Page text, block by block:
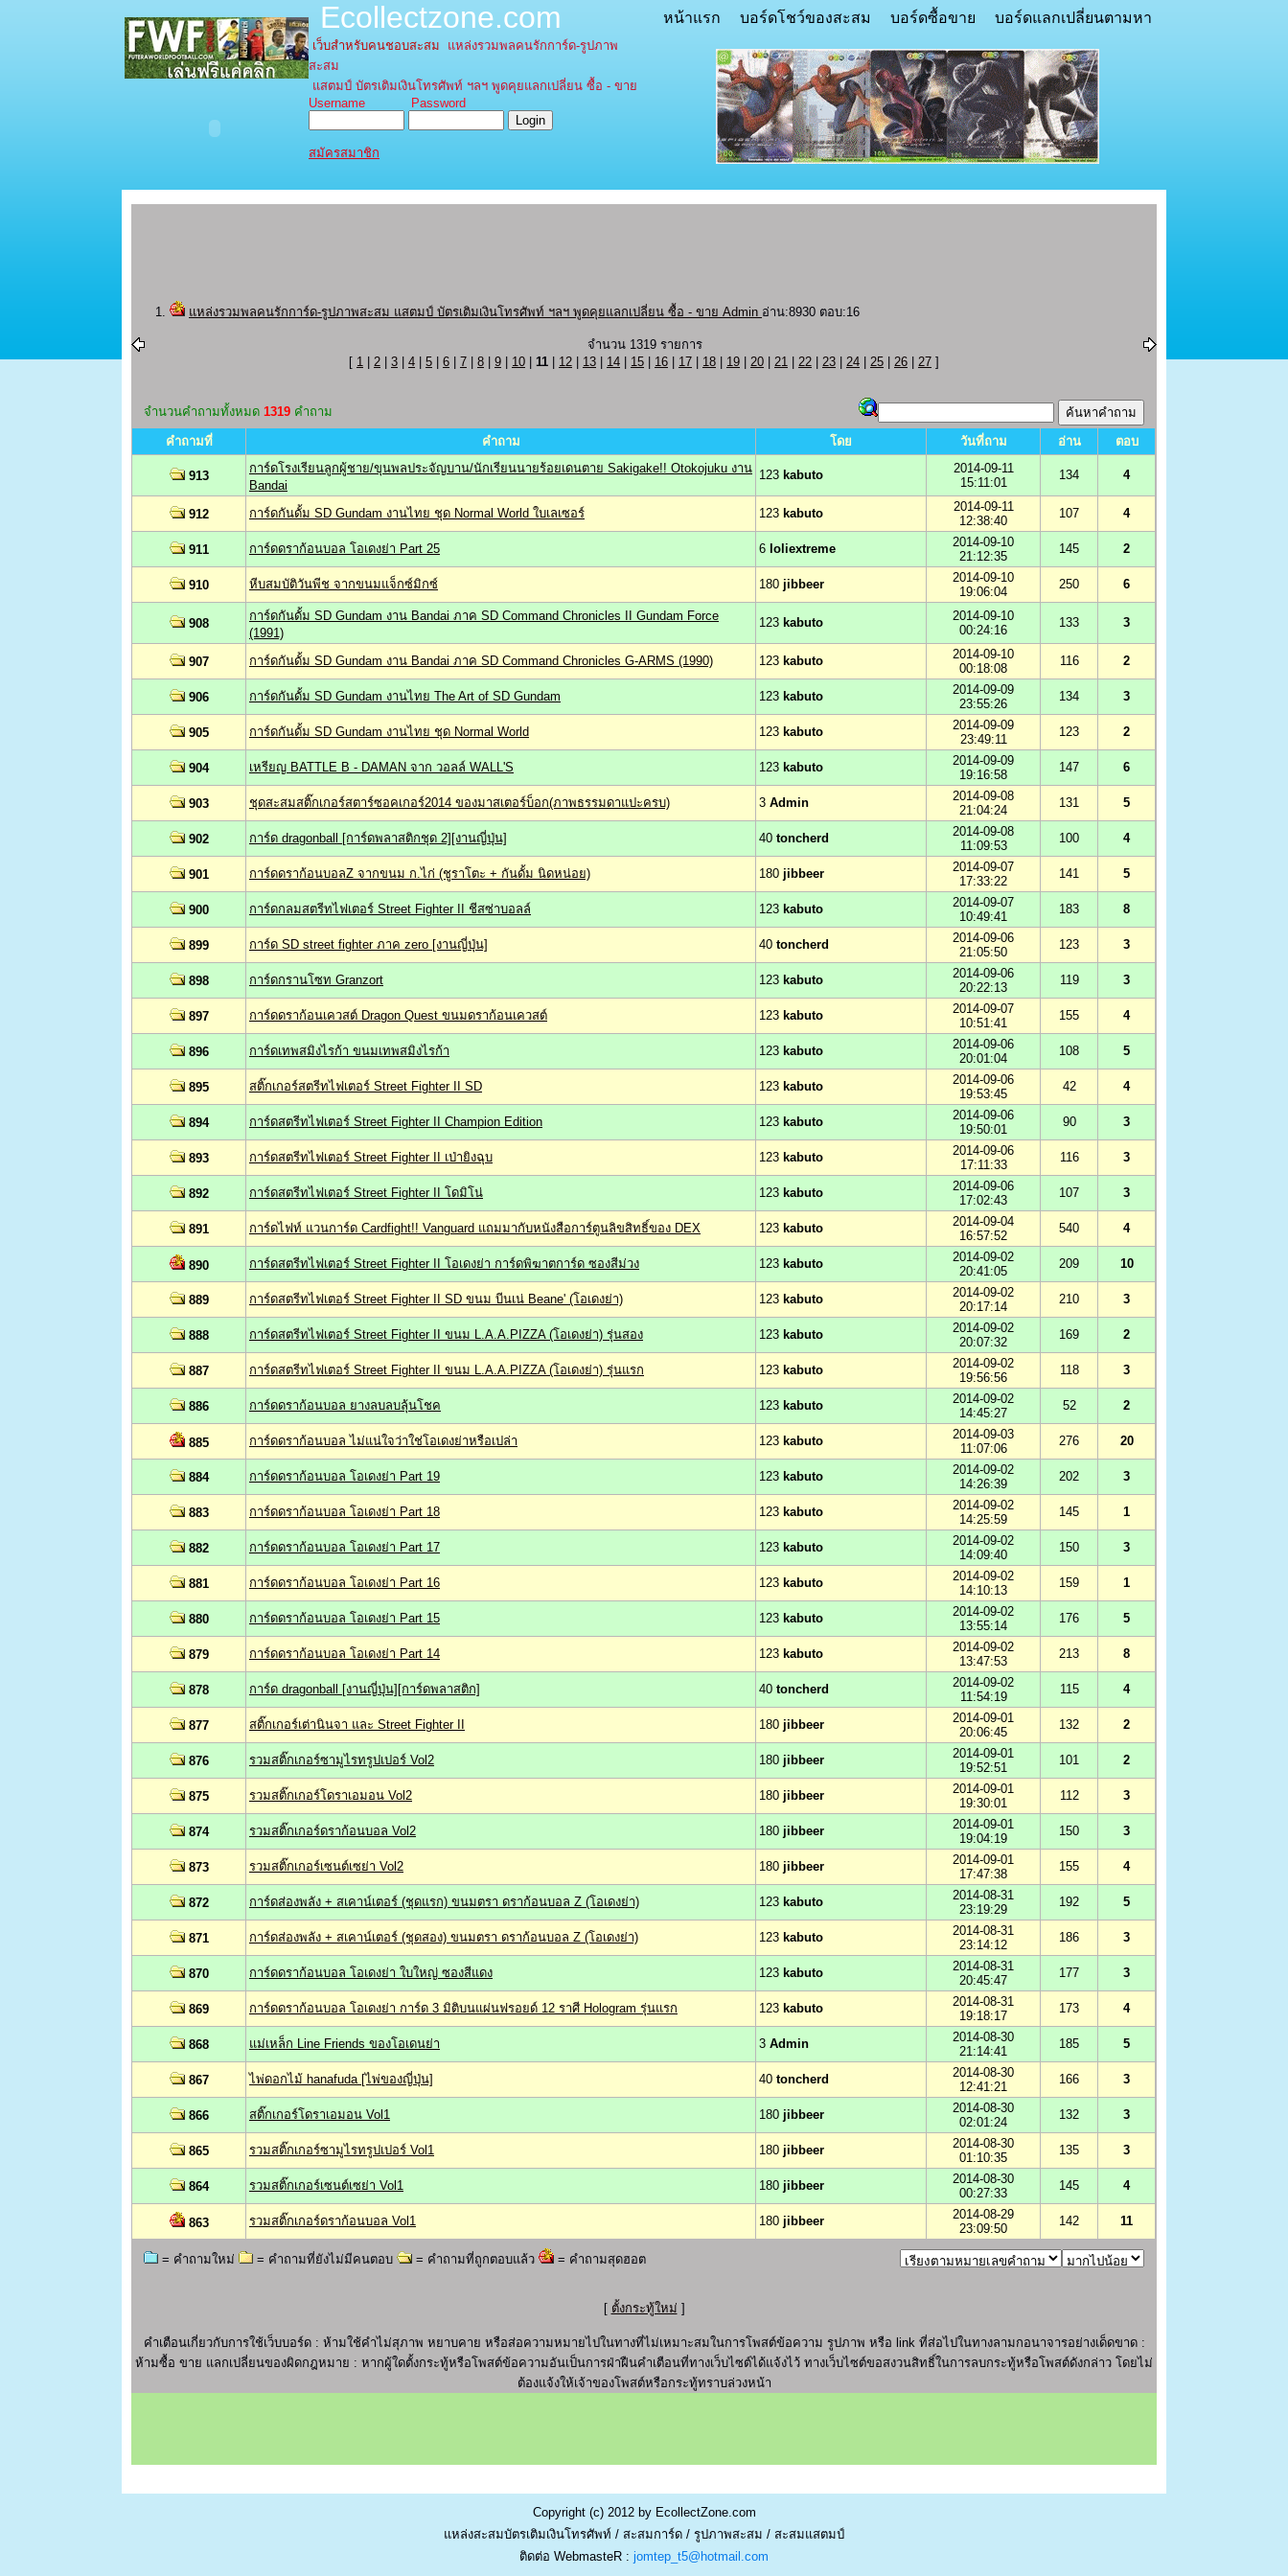
Ecollectzone.com หน้าแรก บอร์ดโชว์ของสะสม บอร์ดซื้อขาย บอร์ดแลกเปลี่ยนตามหา
เว็บสำหรับคนชอบสะสม แหล่งรวมพลคนรักการ์ด-รูปภาพ
สะสม
แสตมป์ บัตรเติมเงินโทรศัพท์ ฯลฯ พูดคุยแลกเปลี่ยน ซื้อ - ขาย
Username Password
สมัครสมาชิก
แหล่งรวมพลคนรักการ์ด-รูปภาพสะสม แสตมป์ บัตรเติมเงินโทรศัพท์ ฯลฯ พูดคุยแลกเปลี่ยน ซื้อ - ขาย Admin อ่าน:8930 ตอบ:16
จำนวน 1319 รายการ
[ 1 2 3 4 5 6 7 8 9 10 11 12 13 14 15 16 17 18 19 20 21 22 23 24 25 26 27 ]
จํานวนคำถามทั้งหมด 1319 คำถาม
คำถามที่ คำถาม โดย วันที่ถาม อ่าน ตอบ
913
การ์ดโรงเรียนลูกผู้ชาย/ขุนพลประจัญบาน/นักเรียนนายร้อยเดนตาย Sakigake!! Otokojuku งาน
Bandai
123 kabuto
2014-09-11
15:11:01
134 4
912 การ์ดกันดั้ม SD Gundam งานไทย ชุด Normal World ใบเลเซอร์ 123 kabuto
2014-09-11
12:38:40
107 4
911 การ์ดดราก้อนบอล โอเดงย่า Part 25 6 loliextreme
2014-09-10
21:12:35
145 2
910 หีบสมบัติวันพีช จากขนมแจ็กซ์มิกซ์ 180 jibbeer
2014-09-10
19:06:04
250 6
908
การ์ดกันดั้ม SD Gundam งาน Bandai ภาค SD Command Chronicles II Gundam Force
(1991)
123 kabuto
2014-09-10
00:24:16
133 3
907 การ์ดกันดั้ม SD Gundam งาน Bandai ภาค SD Command Chronicles G-ARMS (1990) 123 kabuto
2014-09-10
00:18:08
116 2
906 การ์ดกันดั้ม SD Gundam งานไทย The Art of SD Gundam 123 kabuto
2014-09-09
23:55:26
134 3
905 การ์ดกันดั้ม SD Gundam งานไทย ชุด Normal World 123 kabuto
2014-09-09
23:49:11
123 2
904 เหรียญ BATTLE B - DAMAN จาก วอลล์ WALL'S 123 kabuto
2014-09-09
19:16:58
147 6
903 ชุดสะสมสติ๊กเกอร์สตาร์ซอคเกอร์2014 ของมาสเตอร์บ็อก(ภาพธรรมดาแปะครบ) 3 Admin
2014-09-08
21:04:24
131 5
902 การ์ด dragonball [การ์ดพลาสติกชุด 2][งานญี่ปุ่น] 40 toncherd
2014-09-08
11:09:53
100 4
901 การ์ดดราก้อนบอลZ จากขนม ก.ไก่ (ชูราโตะ + กันดั้ม นิดหน่อย) 180 jibbeer
2014-09-07
17:33:22
141 5
900 การ์ดกลมสตรีทไฟเตอร์ Street Fighter II ชีสซ่าบอลล์ 123 kabuto
2014-09-07
10:49:41
183 8
899 การ์ด SD street fighter ภาค zero [งานญี่ปุ่น] 40 toncherd
2014-09-06
21:05:50
123 3
898 การ์ดกรานโซท Granzort 123 kabuto
2014-09-06
20:22:13
119 3
897 การ์ดดราก้อนเควสต์ Dragon Quest ขนมดราก้อนเควสต์ 123 kabuto
2014-09-07
10:51:41
155 4
896 การ์ดเทพสมิงไรก้า ขนมเทพสมิงไรก้า 123 kabuto
2014-09-06
20:01:04
108 5
895 สติ๊กเกอร์สตรีทไฟเตอร์ Street Fighter II SD 123 kabuto
2014-09-06
19:53:45
42 4
894 การ์ดสตรีทไฟเตอร์ Street Fighter II Champion Edition 123 kabuto
2014-09-06
19:50:01
90 3
893 การ์ดสตรีทไฟเตอร์ Street Fighter II เป่ายิงฉุบ 123 kabuto
2014-09-06
17:11:33
116 3
892 การ์ดสตรีทไฟเตอร์ Street Fighter II โดมิโน่ 123 kabuto
2014-09-06
17:02:43
107 3
891 การ์ดไฟท์ แวนการ์ด Cardfight!! Vanguard แถมมากับหนังสือการ์ตูนลิขสิทธิ์ของ DEX 123 kabuto
2014-09-04
16:57:52
540 4
890 การ์ดสตรีทไฟเตอร์ Street Fighter II โอเดงย่า การ์ดพิฆาตการ์ด ซองสีม่วง 123 kabuto
2014-09-02
20:41:05
209 10
889 การ์ดสตรีทไฟเตอร์ Street Fighter II SD ขนม บีนเน่ Beane' (โอเดงย่า) 123 kabuto
2014-09-02
20:17:14
210 3
888 การ์ดสตรีทไฟเตอร์ Street Fighter II ขนม L.A.A.PIZZA (โอเดงย่า) รุ่นสอง 123 kabuto
2014-09-02
20:07:32
169 2
887 การ์ดสตรีทไฟเตอร์ Street Fighter II ขนม L.A.A.PIZZA (โอเดงย่า) รุ่นแรก 123 kabuto
2014-09-02
19:56:56
118 3
886 การ์ดดราก้อนบอล ยางลบลบลุ้นโชค 123 kabuto
2014-09-02
14:45:27
52 2
885 การ์ดดราก้อนบอล ไม่แน่ใจว่าใช่โอเดงย่าหรือเปล่า 123 kabuto
2014-09-03
11:07:06
276 20
884 การ์ดดราก้อนบอล โอเดงย่า Part 19 123 kabuto
2014-09-02
14:26:39
202 3
883 การ์ดดราก้อนบอล โอเดงย่า Part 18 123 kabuto
2014-09-02
14:25:59
145 1
882 การ์ดดราก้อนบอล โอเดงย่า Part 17 123 kabuto
2014-09-02
14:09:40
150 3
881 การ์ดดราก้อนบอล โอเดงย่า Part 16 123 kabuto
2014-09-02
14:10:13
159 1
880 การ์ดดราก้อนบอล โอเดงย่า Part 15 123 kabuto
2014-09-02
13:55:14
176 5
879 การ์ดดราก้อนบอล โอเดงย่า Part 14 123 kabuto
2014-09-02
13:47:53
213 8
878 การ์ด dragonball [งานญี่ปุ่น][การ์ดพลาสติก] 40 toncherd
2014-09-02
11:54:19
115 4
877 สติ๊กเกอร์เต่านินจา และ Street Fighter II 180 jibbeer
2014-09-01
20:06:45
132 2
876 รวมสติ๊กเกอร์ซามูไรทรูปเปอร์ Vol2 180 jibbeer
2014-09-01
19:52:51
101 2
875 รวมสติ๊กเกอร์โดราเอมอน Vol2 180 jibbeer
2014-09-01
19:30:01
112 3
874 รวมสติ๊กเกอร์ดราก้อนบอล Vol2 180 jibbeer
2014-09-01
19:04:19
150 3
873 รวมสติ๊กเกอร์เซนต์เซย่า Vol2 180 jibbeer
2014-09-01
17:47:38
155 4
872 การ์ดส่องพลัง + สเคาน์เตอร์ (ชุดแรก) ขนมตรา ดราก้อนบอล Z (โอเดงย่า) 123 kabuto
2014-08-31
23:19:29
192 5
871 การ์ดส่องพลัง + สเคาน์เตอร์ (ชุดสอง) ขนมตรา ดราก้อนบอล Z (โอเดงย่า) 123 kabuto
2014-08-31
23:14:12
186 3
870 การ์ดดราก้อนบอล โอเดงย่า ใบใหญ่ ซองสีแดง 123 kabuto
2014-08-31
20:45:47
177 3
869 การ์ดดราก้อนบอล โอเดงย่า การ์ด 3 มิติบนแผ่นฟรอยด์ 12 ราศี Hologram รุ่นแรก 123 kabuto
2014-08-31
19:18:17
173 4
868 แม่เหล็ก Line Friends ของโอเดนย่า 3 Admin
2014-08-30
21:14:41
185 5
867 ไพ่ดอกไม้ hanafuda [ไพ่ของญี่ปุ่น] 40 toncherd
2014-08-30
12:41:21
166 3
866 สติ๊กเกอร์โดราเอมอน Vol1 180 jibbeer
2014-08-30
02:01:24
132 3
865 รวมสติ๊กเกอร์ซามูไรทรูปเปอร์ Vol1 180 jibbeer
2014-08-30
01:10:35
135 3
864 รวมสติ๊กเกอร์เซนต์เซย่า Vol1 180 jibbeer
2014-08-30
00:27:33
145 4
863 รวมสติ๊กเกอร์ดราก้อนบอล Vol1 180 jibbeer
2014-08-29
23:09:50
142 11
= คำถามใหม่ = คำถามที่ยังไม่มีคนตอบ = คำถามที่ถูกตอบแล้ว = คำถามสุดฮอต
[ ตั้งกระทู้ใหม่ ]
คำเตือนเกี่ยวกับการใช้เว็บบอร์ด : ห้ามใช้คำไม่สุภาพ หยาบคาย หรือส่อความหมายไปในทางที่ไม่เหมาะสมในการโพสต์ข้อความ รูปภาพ หรือ link ที่ส่อไปในทางลามกอนาจารอย่างเด็ดขาด :
ห้ามซื้อ ขาย แลกเปลี่ยนของผิดกฎหมาย : หากผู้ใดตั้งกระทู้หรือโพสต์ข้อความอันเป็นการฝ่าฝืนคำเตือนที่ทางเว็บไซต์ได้แจ้งไว้ ทางเว็บไซต์ขอสงวนสิทธิ์ในการลบกระทู้หรือโพสต์ดังกล่าว โดยไม่
ต้องแจ้งให้เจ้าของโพสต์หรือกระทู้ทราบล่วงหน้า
Copyright (c) 2012 by EcollectZone.com
แหล่งสะสมบัตรเติมเงินโทรศัพท์ / สะสมการ์ด / รูปภาพสะสม / สะสมแสตมป์
ติดต่อ WebmasteR : jomtep_t5@hotmail.com